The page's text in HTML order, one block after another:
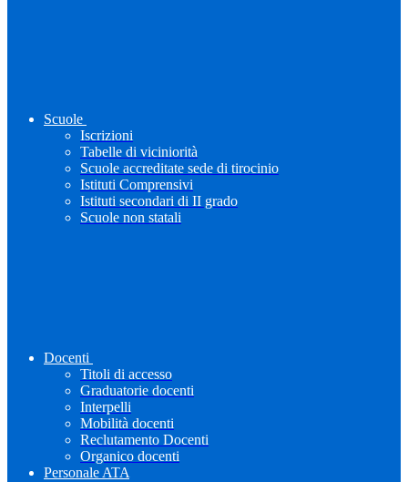
Scuole
Iscrizioni
Tabelle di viciniorità
Scuole accreditate sede di tirocinio
Istituti Comprensivi
Istituti secondari di II grado
Scuole non statali
Docenti
Titoli di accesso
Graduatorie docenti
Interpelli
Mobilità docenti
Reclutamento Docenti
Organico docenti
Personale ATA